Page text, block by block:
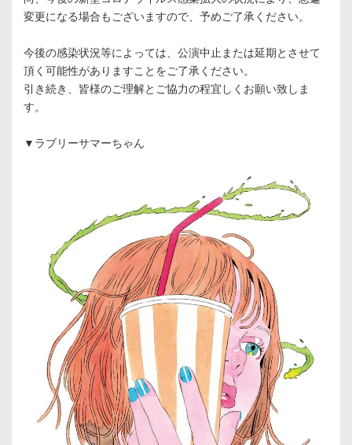
変更になる場合もございますので、予めご了承ください。
今後の感染状況等によっては、公演中止または延期とさせて
頂く可能性がありますことをご了承ください。
引き続き、皆様のご理解とご協力の程宜しくお願い致しま
す。
▼ラブリーサマーちゃん